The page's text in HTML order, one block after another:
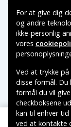
For at give dig
og andre
ikke-personlig
vores
Ved at trykke på
disse formål.
formål du vil
checkboksene
kan til enhver
ved at kontakte